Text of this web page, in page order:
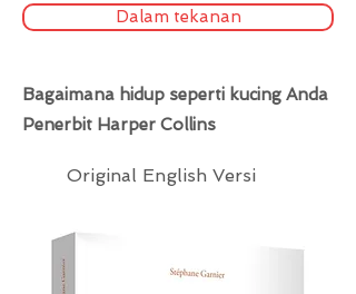
Dalam tekanan
Bagaimana hidup seperti kucing Anda
Penerbit Harper Collins
Original English Versi